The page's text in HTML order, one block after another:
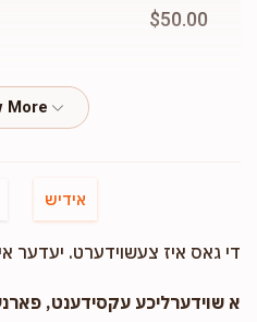
$50.00
Levingerאידיש
די גאס איז צעשוידערט. יעדער
א שוידערליכע עקסידענט,